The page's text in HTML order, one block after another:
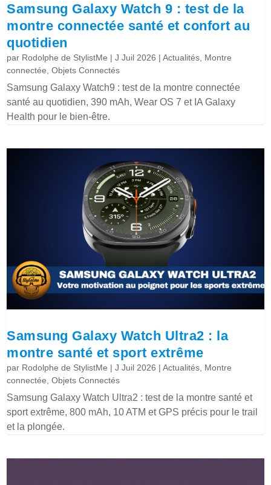
Samsung Galaxy Watch 9 : test de la
montre connectée santé et confort au
quotidien
par Rodolphe de StylistMe |J Juil 2026 |Actualités Montre
connectée ,Objets Connectés
Samsung Galaxy Watch9 : test de la montre connectée
santé au quotidien, 390 mAh, Wear OS 7 et IA Galaxy
Health pour le bien-être.
Samsung Galaxy Watch Ultra2 : la
montre santé et sport extrême
par Rodolphe de StylistMe |J Juil 2026 |Actualités Montre
connectée ,Objets Connectés
Samsung Galaxy Watch Ultra2 : test de la montre santé et
sport extrême, 800 mAh, 10 ATM et GPS précis pour le trail
et la plongée.